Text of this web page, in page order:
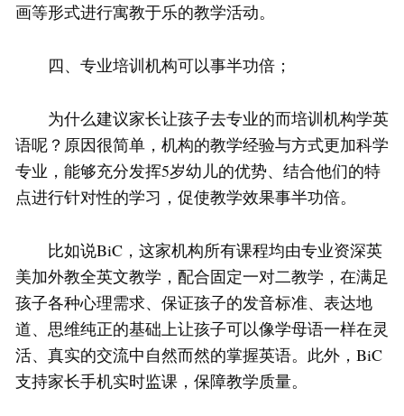
画等形式进行寓教于乐的教学活动。
四、专业培训机构可以事半功倍；
为什么建议家长让孩子去专业的而培训机构学英
语呢？原因很简单，机构的教学经验与方式更加科学
专业，能够充分发挥5岁幼儿的优势、结合他们的特
点进行针对性的学习，促使教学效果事半功倍。
比如说BiC，这家机构所有课程均由专业资深英
美加外教全英文教学，配合固定一对二教学，在满足
孩子各种心理需求、保证孩子的发音标准、表达地
道、思维纯正的基础上让孩子可以像学母语一样在灵
活、真实的交流中自然而然的掌握英语。此外，BiC
支持家长手机实时监课，保障教学质量。